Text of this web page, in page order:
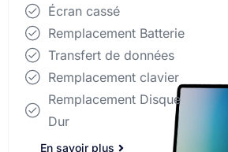
Écran cassé
Remplacement
Batterie
Transfert de données
Remplacement
clavier
Remplacement